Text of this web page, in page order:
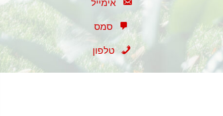
אימייל
סמס
טלפון